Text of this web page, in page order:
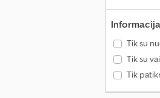
Informacija
Tik su
Tik su
Tik